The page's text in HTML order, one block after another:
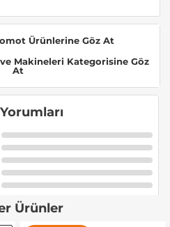
Ürünlerine Göz At
Makineleri Kategorisine Göz
At
Ürünler